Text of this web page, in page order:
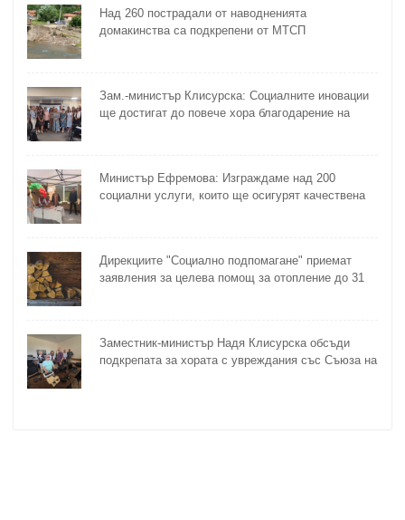
Над 260 пострадали от наводненията
домакинства са подкрепени от МТСП
Зам.-министър Клисурска: Социалните иновации
ще достигат до повече хора благодарение на
Министър Ефремова: Изграждаме над 200
социални услуги, които ще осигурят качествена
Дирекциите "Социално подпомагане" приемат
заявления за целева помощ за отопление до 31
Заместник-министър Надя Клисурска обсъди
подкрепата за хората с увреждания със Съюза на